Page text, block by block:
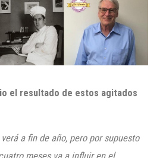
el resultado de estos agitados
a fin de año, pero por supuesto